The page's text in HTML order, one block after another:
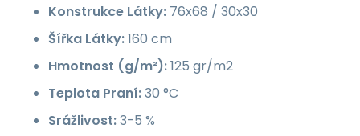
Konstrukce Látky: 76x68 / 30x30
Šířka Látky:160 cm
Hmotnost (g/m²):125 gr/m2
Teplota Praní:30 °C
Srážlivost:3-5 %